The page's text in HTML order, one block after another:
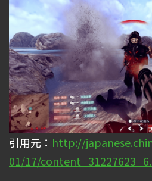
引用元： http://
01/17/